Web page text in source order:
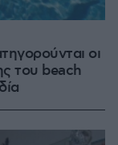
οι
του beach